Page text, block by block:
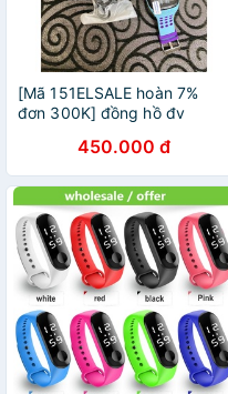
[Mã 151ELSALE hoàn 7%
đơn 300K] đồng hồ đv
nhỏ gọn).450.000 đ